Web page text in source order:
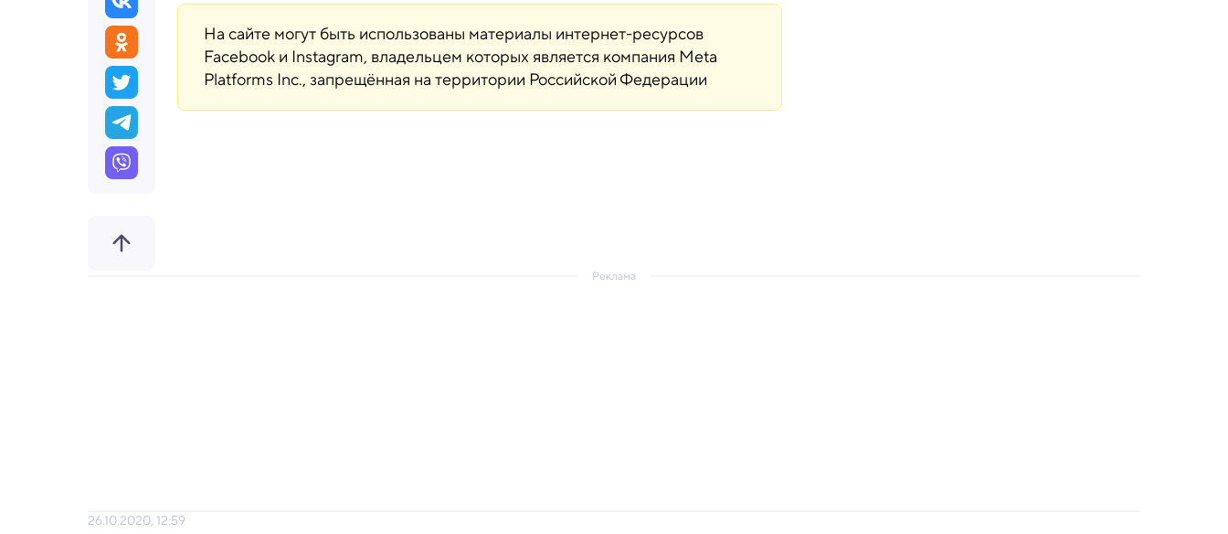
На сайте могут быть использованы материалы интернет-ресурсов
Facebook и Instagram, владельцем которых является компания Meta
Platforms Inc., запрещённая на территории Российской Федерации
Реклама
26.10.2020, 12:59